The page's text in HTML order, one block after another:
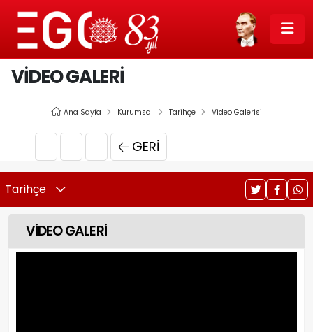
VİDEO GALERİ
Ana Sayfa Kurumsal Tarihçe Video Galerisi
GERI
Tarihçe
VİDEO GALERİ